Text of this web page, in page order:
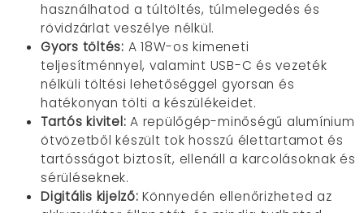
használhatod a túltöltés, túlmelegedés és
rövidzárlat veszélye nélkül.
Gyors töltés: A 18W-os kimeneti
teljesítménnyel, valamint USB-C és vezeték
nélküli töltési lehetőséggel gyorsan és
hatékonyan tölti a készülékeidet.
Tartós kivitel: A repülőgép-minőségű alumínium
ötvözetből készült tok hosszú élettartamot és
tartósságot biztosít, ellenáll a karcolásoknak és
sérüléseknek.
Digitális kijelző: Könnyedén ellenőrizheted az